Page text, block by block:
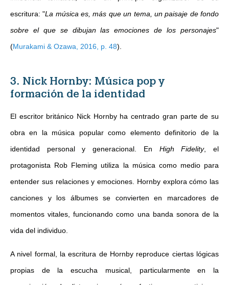
escritura: "La música es, más que un tema, un paisaje de fondo
sobre el que se dibujan las emociones de los personajes"
(Murakami & Ozawa, 2016, p. 48)
3. Nick Hornby: Música pop y
formación de la identidad
El escritor británico Nick Hornby ha centrado gran parte de su
obra en la música popular como elemento definitorio de la
identidad personal y generacional. En High Fidelity, el
protagonista Rob Fleming utiliza la música como medio para
entender sus relaciones y emociones. Hornby explora cómo las
canciones y los álbumes se convierten en marcadores de
momentos vitales, funcionando como una banda sonora de la
vida del individuo.
A nivel formal, la escritura de Hornby reproduce ciertas lógicas
propias de la escucha musical, particularmente en la